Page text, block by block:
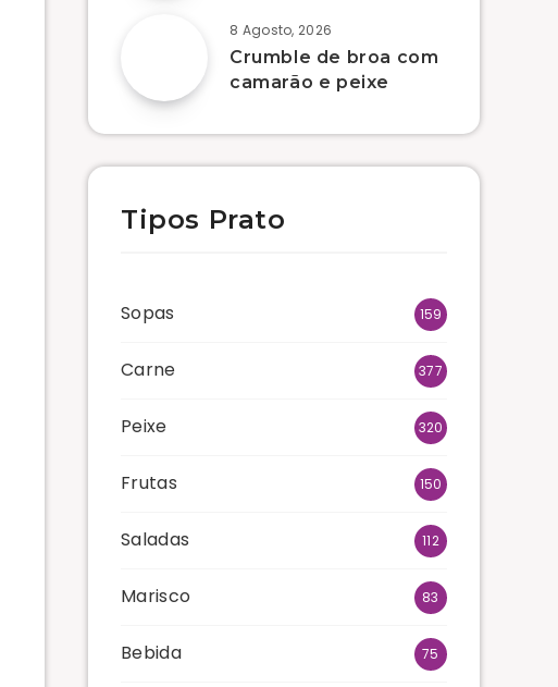
8 Agosto, 2026
Crumble de broa com
camarão e peixe
Tipos Prato
Sopas 159
Carne 377
Peixe 320
Frutas 150
Saladas 112
Marisco 83
Bebida 75